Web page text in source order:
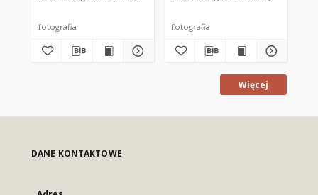
fotografia fotografia
Więcej
DANE KONTAKTOWE